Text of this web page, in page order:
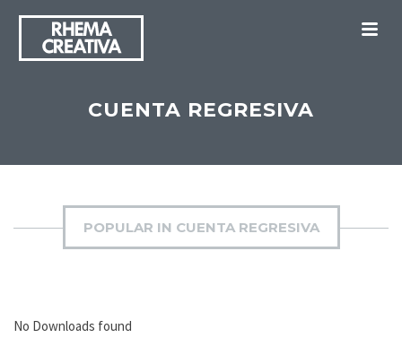
CUENTA REGRESIVA
POPULAR IN CUENTA REGRESIVA
No Downloads found